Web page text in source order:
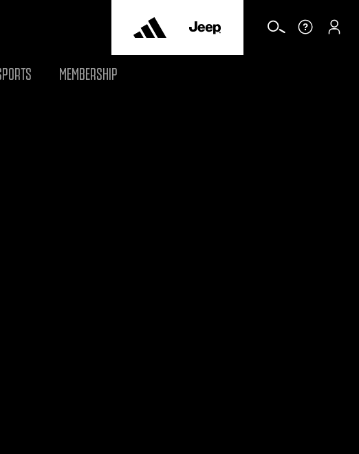
MEMBERSHIP